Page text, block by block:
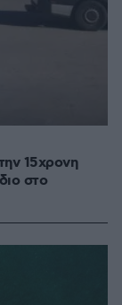
15χρονη
στο